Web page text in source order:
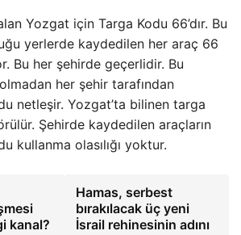
Yozgat için Targa Kodu 66’dır. Bu
yerlerde kaydedilen her araç 66
Bu her şehirde geçerlidir. Bu
olmadan her şehir tarafından
netleşir. Yozgat’ta bilinen targa
Şehirde kaydedilen araçların
kullanma olasılığı yoktur.
kanal?
Hamas, serbest
bırakılacak üç yeni
İsrail rehinesinin adını